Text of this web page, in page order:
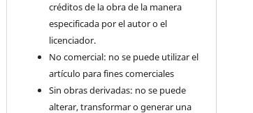
créditos de la obra de la manera
especificada por el autor o el
licenciador.
No comercial: no se puede utilizar el
artículo para fines comerciales
Sin obras derivadas: no se puede
alterar, transformar o generar una